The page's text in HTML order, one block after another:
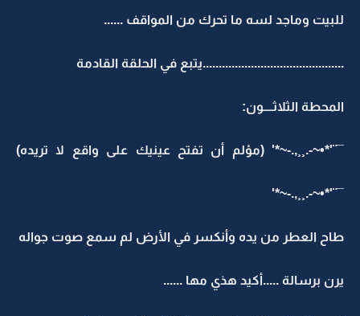
للبيت وماجد لسه ما تحرك من المواقف ......
............................................يتبع في الحلقة القادمة
المحطة الثلاثــــون:
¯¨'*•~-.¸¸,.-~*' (مؤلم أن تفتح عينيك على واقع لا تريده)
¯¨'*•~-.¸¸,.-~*'
طاح العطر من يده وأنكسر في الأرض لم سمع صوت جواله
يرن برسالة .....أكيد هذي مها ......